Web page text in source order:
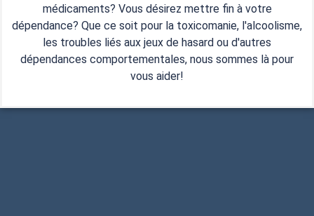
médicaments? Vous désirez mettre fin à votre
dépendance? Que ce soit pour la toxicomanie, l'alcoolisme,
les troubles liés aux jeux de hasard ou d'autres
dépendances comportementales, nous sommes là pour
vous aider!